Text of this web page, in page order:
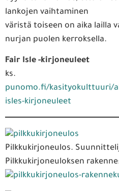
lankojen vaihtaminen
väristä toiseen on aika lailla
nurjan puolen kerroksella.
Fair Isle -kirjoneuleet
ks.
punomo.fi/kasityokulttuuri/
isles-kirjoneuleet
Pilkkukirjoneulos.
Pilkkukirjoneuloksen